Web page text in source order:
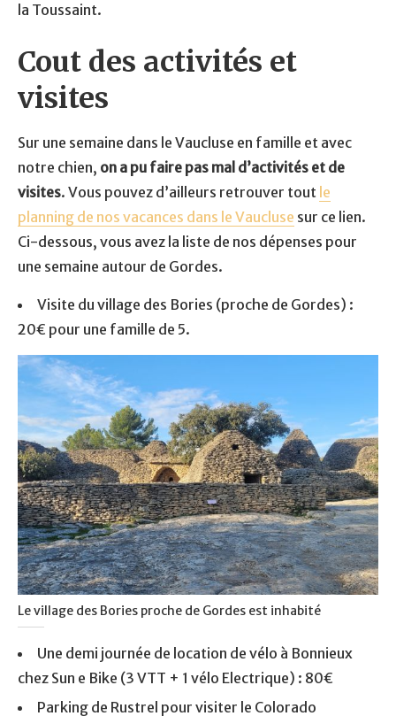
la Toussaint.
Cout des activités et
visites
Sur une semaine dans le Vaucluse en famille et avec
notre chien, on a pu faire pas mal d’activités et de
visites. Vous pouvez d’ailleurs retrouver tout le
planning de nos vacances dans le Vaucluse sur ce lien.
Ci-dessous, vous avez la liste de nos dépenses pour
une semaine autour de Gordes.
Visite du village des Bories (proche de Gordes) :
20€ pour une famille de 5.
Le village des Bories proche de Gordes est inhabité
Une demi journée de location de vélo à Bonnieux
chez Sun e Bike (3 VTT + 1 vélo Electrique) : 80€
Parking de Rustrel pour visiter le Colorado